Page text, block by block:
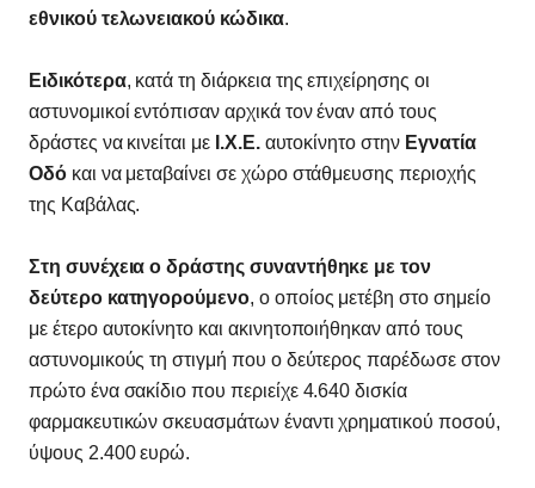
εθνικού τελωνειακού κώδικα.
Ειδικότερα, κατά τη διάρκεια της επιχείρησης οι
αστυνομικοί εντόπισαν αρχικά τον έναν από τους
δράστες να κινείται με Ι.Χ.Ε. αυτοκίνητο στηνΕγνατία
Οδόκαι να μεταβαίνει σε χώρο στάθμευσης περιοχής
της Καβάλας.
Στη συνέχεια ο δράστης συναντήθηκε με τον
δεύτερο κατηγορούμενο, ο οποίος μετέβη στο σημείο
με έτερο αυτοκίνητο και ακινητοποιήθηκαν από τους
αστυνομικούς τη στιγμή που ο δεύτερος παρέδωσε στον
πρώτο ένα σακίδιο που περιείχε 4.640 δισκία
φαρμακευτικών σκευασμάτων έναντι χρηματικού ποσού,
ύψους 2.400 ευρώ.